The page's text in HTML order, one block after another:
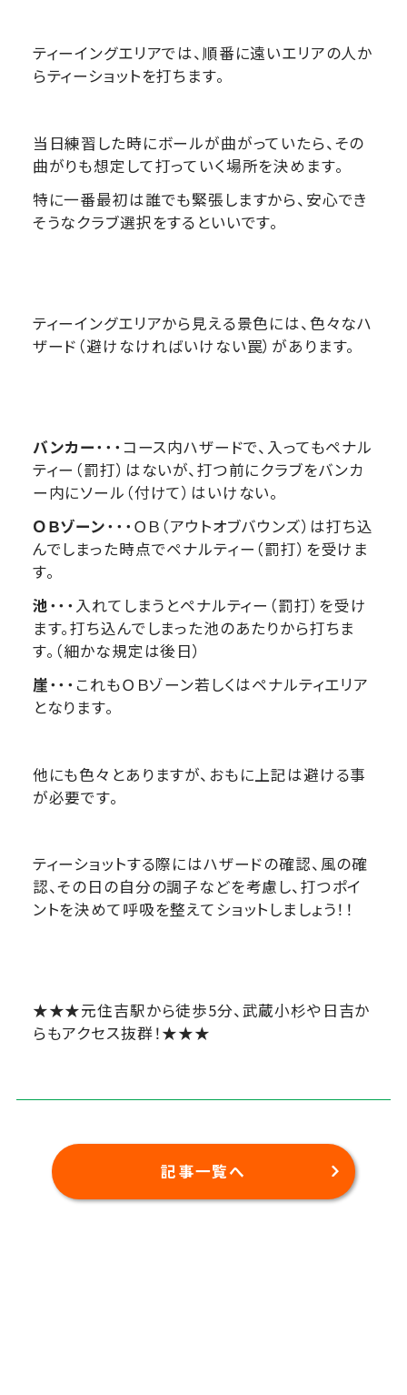
ティーイングエリアでは、順番に遠いエリアの人か
らティーショットを打ちます。
当日練習した時にボールが曲がっていたら、その
曲がりも想定して打っていく場所を決めます。
特に一番最初は誰でも緊張しますから、安心でき
そうなクラブ選択をするといいです。
ティーイングエリアから見える景色には、色々なハ
ザード（避けなければいけない罠）があります。
バンカー・・・コース内ハザードで、入ってもペナル
ティー（罰打）はないが、打つ前にクラブをバンカ
ー内にソール（付けて）はいけない。
ＯＢゾーン・・・ＯＢ（アウトオブバウンズ）は打ち込
んでしまった時点でペナルティー（罰打）を受けま
す。
池・・・入れてしまうとペナルティー（罰打）を受け
ます。打ち込んでしまった池のあたりから打ちま
す。（細かな規定は後日）
崖・・・これもＯＢゾーン若しくはペナルティエリア
となります。
他にも色々とありますが、おもに上記は避ける事
が必要です。
ティーショットする際にはハザードの確認、風の確
認、その日の自分の調子などを考慮し、打つポイ
ントを決めて呼吸を整えてショットしましょう！！
★★★元住吉駅から徒歩5分、武蔵小杉や日吉か
らもアクセス抜群！★★★
記事一覧へ